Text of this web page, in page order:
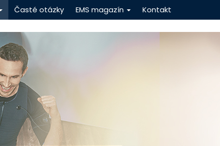
Časté otázky EMS magazín Kontakt